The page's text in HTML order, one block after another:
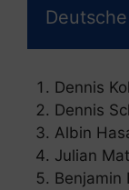
Dennis
Dennis
Albin
Julian
Benjamin